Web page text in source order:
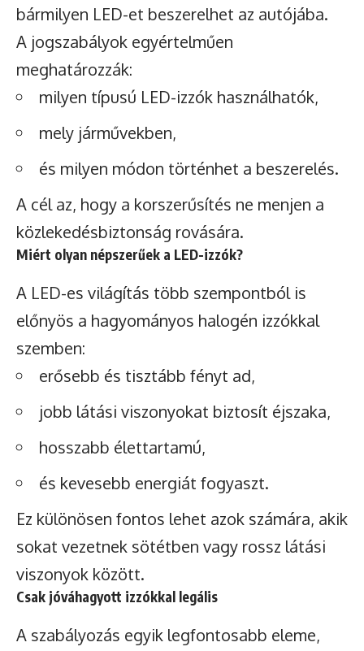
bármilyen LED-et beszerelhet az autójába.
A jogszabályok egyértelműen
meghatározzák:
milyen típusú LED-izzók használhatók,
mely járművekben,
és milyen módon történhet a beszerelés.
A cél az, hogy a korszerűsítés ne menjen a
közlekedésbiztonság rovására.
Miért olyan népszerűek a LED-izzók?
A LED-es világítás több szempontból is
előnyös a hagyományos halogén izzókkal
szemben:
erősebb és tisztább fényt ad,
jobb látási viszonyokat biztosít éjszaka,
hosszabb élettartamú,
és kevesebb energiát fogyaszt.
Ez különösen fontos lehet azok számára, akik
sokat vezetnek sötétben vagy rossz látási
viszonyok között.
Csak jóváhagyott izzókkal legális
A szabályozás egyik legfontosabb eleme,